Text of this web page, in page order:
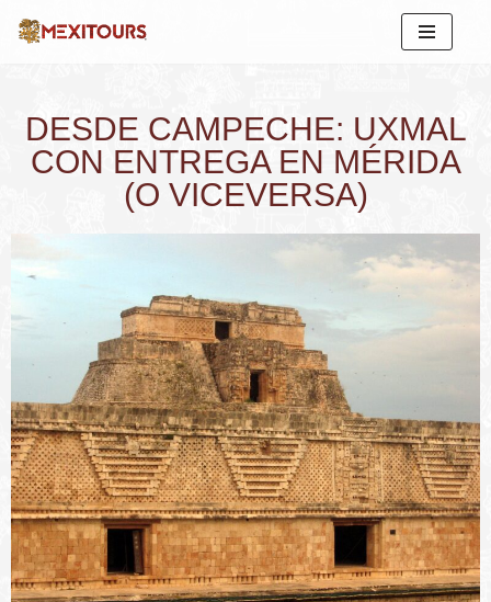
DESDE CAMPECHE: UXMAL
CON ENTREGA EN MÉRIDA
(O VICEVERSA)